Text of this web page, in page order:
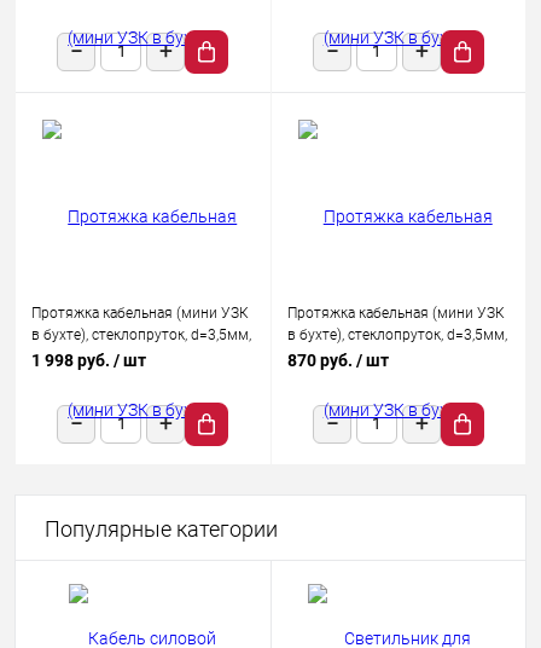
Протяжка кабельная (мини УЗК
в бухте), стеклопруток, d=3,5мм,
25м КРАСНАЯ
1 998 руб. / шт
Протяжка кабельная (мини УЗК
в бухте), стеклопруток, d=3,5мм,
7м КРАСНАЯ
870 руб. / шт
Популярные категории